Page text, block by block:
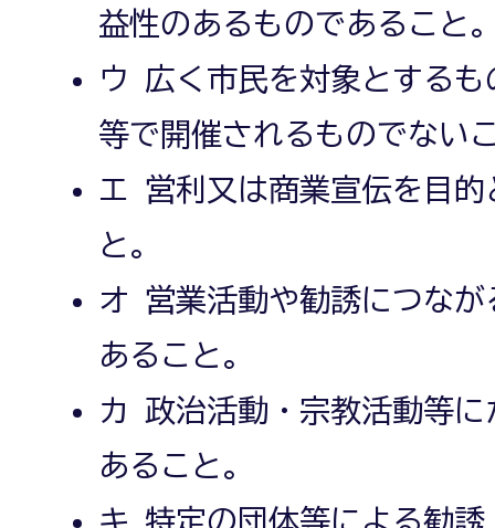
益性のあるものであること
ウ 広く市民を対象とする
等で開催されるものでない
エ 営利又は商業宣伝を目
と。
オ 営業活動や勧誘につな
あること。
カ 政治活動・宗教活動等
あること。
キ 特定の団体等による勧